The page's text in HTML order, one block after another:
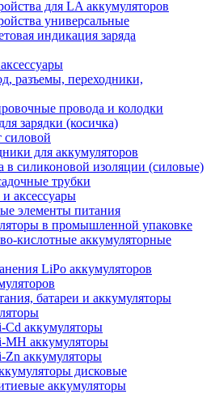
для LA аккумуляторов
универсальные
индикация заряда
разъемы, переходники,
провода и колодки
зарядки (косичка)
силовой
для аккумуляторов
в силиконовой изоляции (силовые)
трубки
аксессуары
элементы питания
в промышленной упаковке
кислотные аккумуляторные
LiPo аккумуляторов
батареи и аккумуляторы
Cd аккумуляторы
MH аккумуляторы
Zn аккумуляторы
дисковые
аккумуляторы